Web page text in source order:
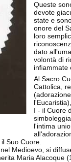
Queste
devote
state e
onore del
loro
dato
volontà di
infiammate
Al Sacro
Cattolica,
I - il Cuore
l'intima
Suo Cuore.
Medioevo, si
Maria Alacoque